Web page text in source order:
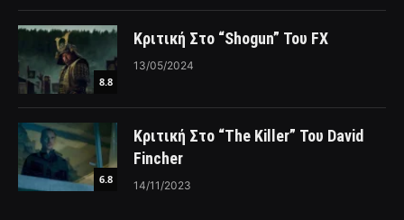
8.8
Κριτική Στο “Shogun” Του FX
13/05/2024
6.8
Κριτική Στο “The Killer” Του David
Fincher
14/11/2023